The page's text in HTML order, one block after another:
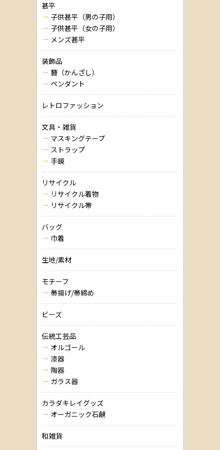
甚平
子供甚平（男の子用）
子供甚平（女の子用）
メンズ甚平
装飾品
簪（かんざし）
ペンダント
レトロファッション
文具・雑貨
マスキングテープ
ストラップ
手鏡
リサイクル
リサイクル着物
リサイクル帯
バッグ
巾着
生地/素材
モチーフ
帯揚げ/帯締め
ビーズ
伝統工芸品
オルゴール
漆器
陶器
ガラス器
カラダキレイグッズ
オーガニック石鹸
和雑貨